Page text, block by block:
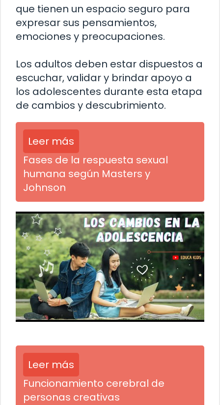
que tienen un espacio seguro para
expresar sus pensamientos,
emociones y preocupaciones.
Los adultos deben estar dispuestos a
escuchar, validar y brindar apoyo a
los adolescentes durante esta etapa
de cambios y descubrimiento.
Leer más
Fases de la respuesta sexual
humana según Masters y
Johnson
Leer más
Funcionamiento cerebral de
personas creativas